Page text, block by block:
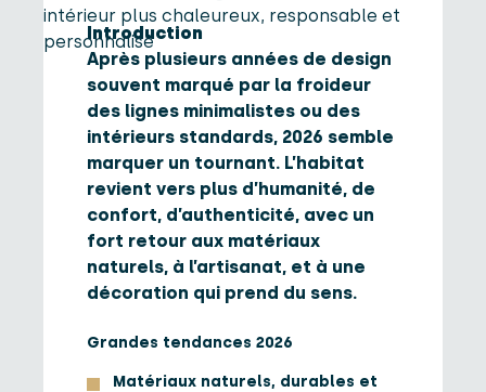
Introduction
Après plusieurs années de design
souvent marqué par la froideur
des lignes minimalistes ou des
intérieurs standards, 2026 semble
marquer un tournant. L’habitat
revient vers plus d’humanité, de
confort, d’authenticité, avec un
fort retour aux matériaux
naturels, à l’artisanat, et à une
décoration qui prend du sens.
Grandes tendances 2026
Matériaux naturels, durables et